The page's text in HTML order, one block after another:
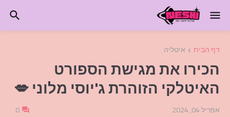
דף הבית איטליה
הכירו את מגישת הספורט
האיטלקי הזוהרת ג'יוסי מלוני 💋
אפריל 04, 2024 0